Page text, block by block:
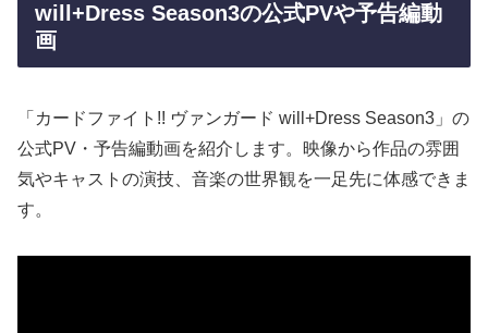
will+Dress Season3の公式PVや予告編動
画
「カードファイト!! ヴァンガード will+Dress Season3」の
公式PV・予告編動画を紹介します。映像から作品の雰囲
気やキャストの演技、音楽の世界観を一足先に体感できま
す。